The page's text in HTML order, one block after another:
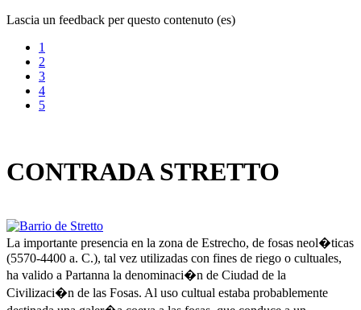
Lascia un feedback per questo contenuto (es)
1
2
3
4
5
CONTRADA STRETTO
La importante presencia en la zona de Estrecho, de fosas neol�ticas
(5570-4400 a. C.), tal vez utilizadas con fines de riego o cultuales,
ha valido a Partanna la denominaci�n de Ciudad de la
Civilizaci�n de las Fosas. Al uso cultual estaba probablemente